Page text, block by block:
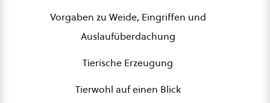
Vorgaben zu Weide, Eingriffen und
Auslaufüberdachung
Tierische Erzeugung
Tierwohl auf einen Blick